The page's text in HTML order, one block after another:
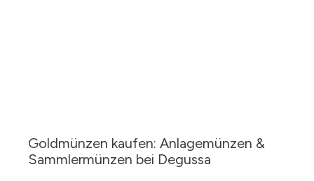
Goldmünzen kaufen: Anlagemünzen &
Sammlermünzen bei Degussa